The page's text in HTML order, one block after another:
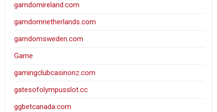
gamdomireland.com
gamdomnetherlands.com
gamdomsweden.com
Game
gamingclubcasinonz.com
gatesofolympusslot.cc
ggbetcanada.com